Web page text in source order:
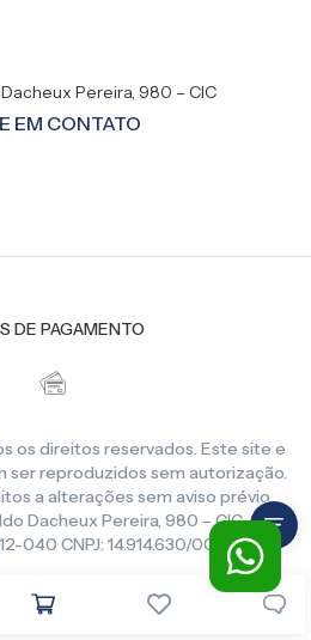
Pereira, 980 – CIC
EM CONTATO
DE PAGAMENTO
os direitos reservados. Este site e
ser reproduzidos sem autorização.
a alterações sem aviso prévio.
Dacheux Pereira, 980 – CIC,
040 CNPJ: 14.914.630/0001-86